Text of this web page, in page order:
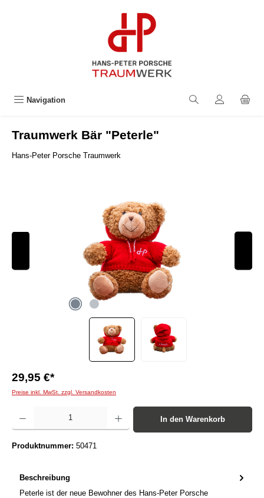
Navigation
Traumwerk Bär "Peterle"
Hans-Peter Porsche Traumwerk
29,95 €*
Preise inkl. MwSt. zzgl. Versandkosten
Produkt Anzahl: Gib den gewünschten Wert ein oder benutze die Schaltflächen um die
In den Warenkorb
Produktnummer: 50471
Beschreibung
Peterle ist der neue Bewohner des Hans-Peter Porsche